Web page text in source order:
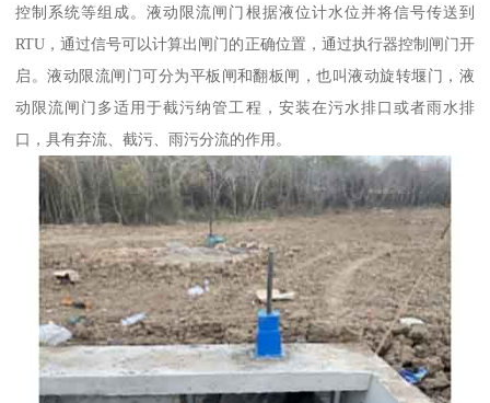
控制系统等组成。液动限流闸门根据液位计水位并将信号传送到
RTU，通过信号可以计算出闸门的正确位置，通过执行器控制闸门开
启。液动限流闸门可分为平板闸和翻板闸，也叫液动旋转堰门，液
动限流闸门多适用于截污纳管工程，安装在污水排口或者雨水排
口，具有弃流、截污、雨污分流的作用。